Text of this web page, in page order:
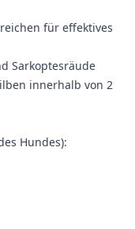
für effektives
Sarkoptesräude
innerhalb von 2
Hundes):